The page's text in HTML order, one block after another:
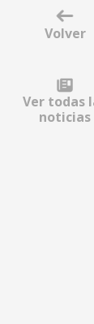
Volver
Ver todas
noticias